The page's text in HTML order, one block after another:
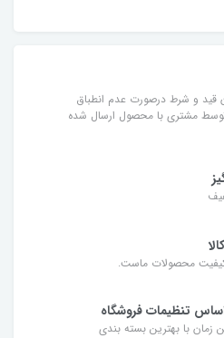
قید و شرط درصورت عدم انطباق
مشتری با محصول ارسال شده
کیفیت محصولات ماست.
تنظیمات فروشگاه
زمان با بهترین بسته بندی